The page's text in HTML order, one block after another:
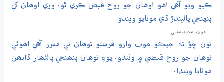
ڪيو ويو آهي اهو اوهان جو روح قبض ڪري ٿو. وري اوهان کي
پنهنجي پاليندڙ ڏي موٽايو ويندو
— مولانا محمد مدني
تون چؤ ته جيڪو موت وارو فرشتو توهان تي مقرر آهي اهوئي
توهان جو روح قبضي ۾ وٺندو. پوءِ توهان پنھنجي پالڻھار ڏانھن
موٽايا ويندا.